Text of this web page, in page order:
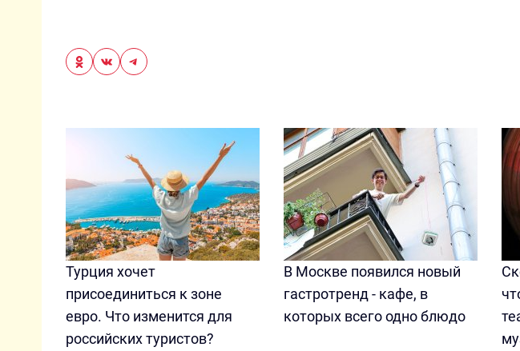
Турция хочет
присоединиться к зоне
евро. Что изменится для
российских туристов?
В Москве появился новый
гастротренд - кафе, в
которых всего одно блюдо